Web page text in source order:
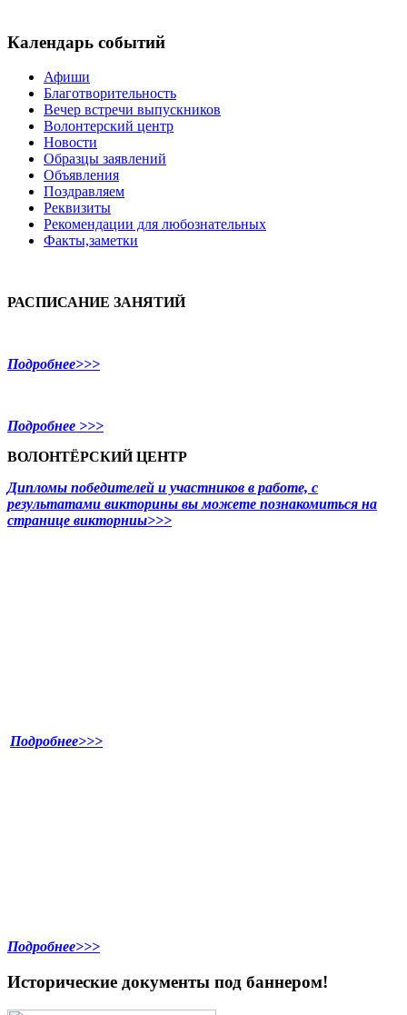
Календарь событий
Афиши
Благотворительность
Вечер встречи выпускников
Волонтерский центр
Новости
Образцы заявлений
Объявления
Поздравляем
Реквизиты
Рекомендации для любознательных
Факты,заметки
РАСПИСАНИЕ ЗАНЯТИЙ
Подробнее>>>
Подробнее >>>
ВОЛОНТЁРСКИЙ ЦЕНТР
Дипломы победителей и участников в работе, с
результатами викторины вы можете познакомиться на
странице викторниы>>>
Подробнее>>>
Подробнее>>>
Исторические документы под баннером!